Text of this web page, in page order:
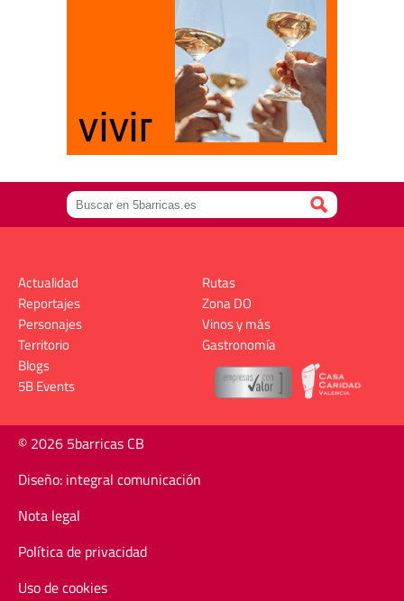
Actualidad
Reportajes
Personajes
Territorio
Rutas
Zona DO
Vinos y más
Gastronomía
Blogs
5B Events
© 2026 5barricas CB
Diseño: integral comunicación
Nota legal
Política de privacidad
Uso de cookies